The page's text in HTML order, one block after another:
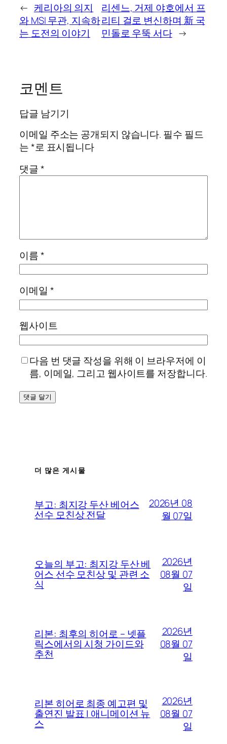
← 케리아의 의지
와 MSI 무관, 지속하
는 도전의 이야기
리센느, 거제 야호에서 프
리티 걸로 변신하며 新 국
민돌로 우뚝 서다 →
코멘트
답글 남기기
이메일 주소는 공개되지 않습니다. 필수 필드
는*로 표시됩니다
댓글*
이름*
이메일 *
웹사이트
다음 번 댓글 작성을 위해 이 브라우저에 이
름, 이메일, 그리고 웹사이트를 저장합니다.
더 많은 게시물
부고: 최지강 두산 베어스
선수 모친상 전달
2026년 08
월 07일
오늘의 부고: 최지강 두산 베
어스 선수 모친상 및 관련 소
식
2026년
08월 07
일
리본: 최후의 히어로 – 넷플
릭스에서의 시청 가이드와
추천
2026년
08월 07
일
리본 히어로 최종 예고편 및
출연진 발표 | 애니메이션 뉴
스
2026년
08월 07
일